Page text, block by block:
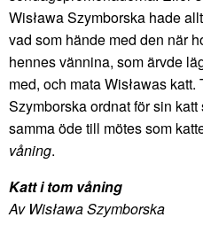
Wisława Szymborska hade
vad som hände med den när
hennes vännina, som ärvde
med, och mata Wisławas katt.
Szymborska ordnat för sin
samma öde till mötes som
våning.
Katt i tom våning
Av Wisława Szymborska